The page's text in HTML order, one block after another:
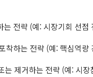
전략 (예: 시장기회 선
하는 전략 (예: 핵심역량
제거하는 전략 (예: 시